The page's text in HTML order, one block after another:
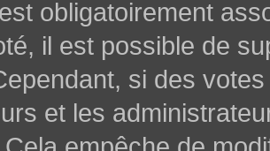
obligatoirement
il est possible de
si des
et les